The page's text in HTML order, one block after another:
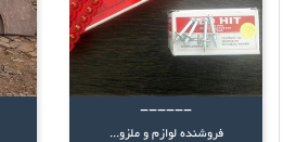
------
فروشنده لوازم و ملزو...